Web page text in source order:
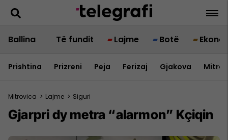
Ballina Të fundit Lajme Botë
Prishtina Prizreni Peja Ferizaj Gjakova
Mitrovica > Lajme > Siguri
Gjarpri dy metra “alarmon” Kçiqin